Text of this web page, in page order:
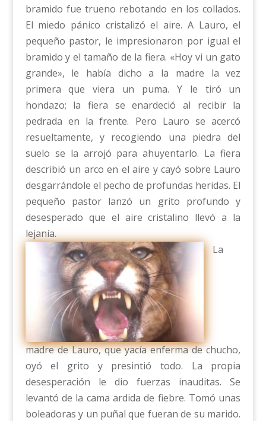
bramido fue trueno rebotando en los collados.
El miedo pánico cristalizó el aire. A Lauro, el
pequeño pastor, le impresionaron por igual el
bramido y el tamaño de la fiera. «Hoy vi un gato
grande», le había dicho a la madre la vez
primera que viera un puma. Y le tiró un
hondazo; la fiera se enardeció al recibir la
pedrada en la frente. Pero Lauro se acercó
resueltamente, y recogiendo una piedra del
suelo se la arrojó para ahuyentarlo. La fiera
describió un arco en el aire y cayó sobre Lauro
desgarrándole el pecho de profundas heridas. El
pequeño pastor lanzó un grito profundo y
desesperado que el aire cristalino llevó a la
lejanía.
La
madre de Lauro, que yacía enferma de chucho,
oyó el grito y presintió todo. La propia
desesperación le dio fuerzas inauditas. Se
levantó de la cama ardida de fiebre. Tomó unas
boleadoras y un puñal que fueran de su marido.